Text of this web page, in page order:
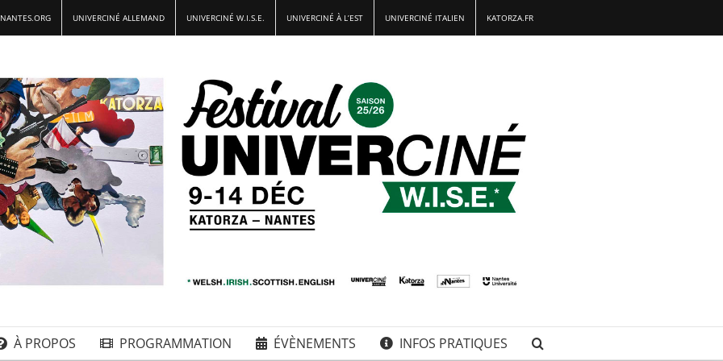
UNIVERCINÉ ALLEMAND UNIVERCINÉ W.I.S.E. UNIVERCINÉ À L’EST UNIVERCINÉ ITALIEN KATORZA.FR
À PROPOS PROGRAMMATION ÉVÈNEMENTS INFOS PRATIQUES